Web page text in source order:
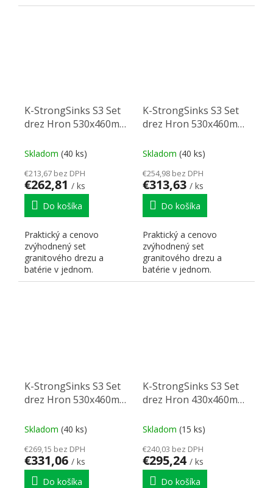
K-StrongSinks S3 Set
drez Hron 530x460mm
Seina chróm
Skladom (40 ks)
€213,67 bez DPH
€262,81 / ks
Do košíka
Praktický a cenovo
zvýhodnený set
granitového drezu a
batérie v jednom.
K-StrongSinks S3 Set
drez Hron 530x460mm
Garonne čierna
Skladom (40 ks)
€254,98 bez DPH
€313,63 / ks
Do košíka
Praktický a cenovo
zvýhodnený set
granitového drezu a
batérie v jednom.
K-StrongSinks S3 Set
drez Hron 530x460mm
Loira čierna
Skladom (40 ks)
€269,15 bez DPH
€331,06 / ks
Do košíka
K-StrongSinks S3 Set
drez Hron 430x460mm
Garonne čierna
Skladom (15 ks)
€240,03 bez DPH
€295,24 / ks
Do košíka